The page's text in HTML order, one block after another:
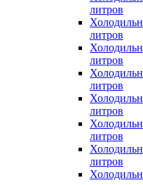
литров
литров
литров
литров
литров
литров
литров